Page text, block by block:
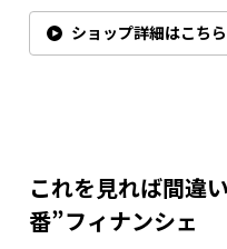
ショップ詳細はこちら
これを見れば間違
番”フィナンシェ